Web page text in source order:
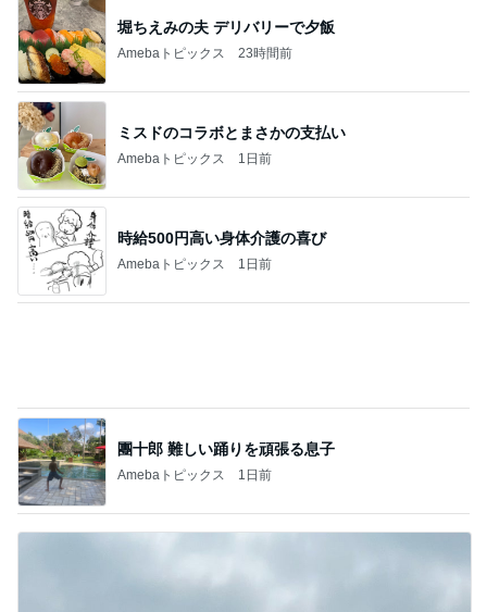
堀ちえみの夫 デリバリーで夕飯
Amebaトピックス 23時間前
ミスドのコラボとまさかの支払い
Amebaトピックス 1日前
時給500円高い身体介護の喜び
Amebaトピックス 1日前
團十郎 難しい踊りを頑張る息子
Amebaトピックス 1日前